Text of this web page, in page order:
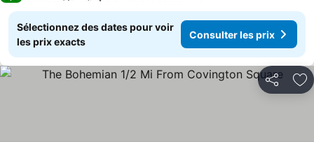
Sélectionnez des dates pour voir
les prix exacts
Consulter les prix
Partager